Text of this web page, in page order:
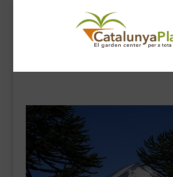
SÍGUENOS EN:
PLANTAS
COMPLEMENTOS JARDÍN